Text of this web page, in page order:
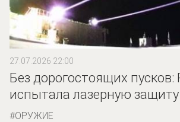
27.07.2026 22:00
Без дорогостоящих пусков:
испытала лазерную
ОРУЖИЕ